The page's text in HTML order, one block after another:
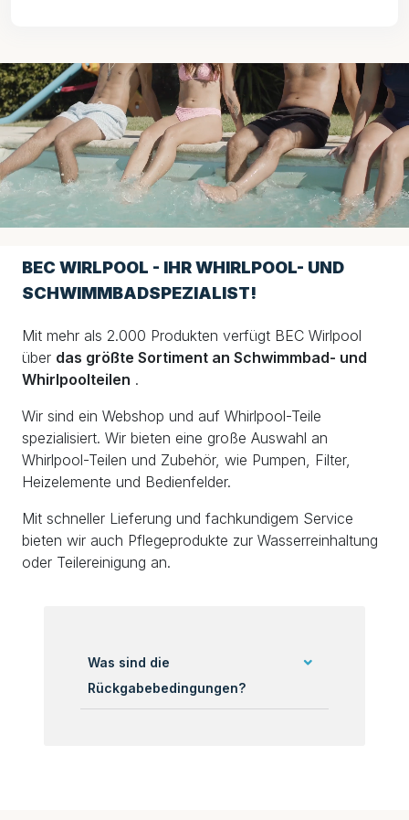
BEC WIRLPOOL - IHR WHIRLPOOL- UND
SCHWIMMBADSPEZIALIST!
Mit mehr als 2.000 Produkten verfügt BEC Wirlpool
über das größte Sortiment an Schwimmbad- und
Whirlpoolteilen .
Wir sind ein Webshop und auf Whirlpool-Teile
spezialisiert. Wir bieten eine große Auswahl an
Whirlpool-Teilen und Zubehör, wie Pumpen, Filter,
Heizelemente und Bedienfelder.
Mit schneller Lieferung und fachkundigem Service
bieten wir auch Pflegeprodukte zur Wasserreinhaltung
oder Teilereinigung an.
Was sind die
Rückgabebedingungen?